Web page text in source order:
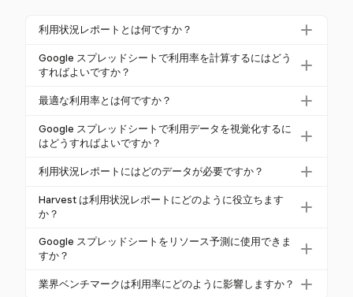
利用状況レポートとは何ですか？
利用状況レポートは、従業員などのリソースがタス
クやプロジェクト全体でどれだけ効果的に使用され
的な活動に費やされた時間の割合を示し、リソース
配分や作業管理の指針となります。
Google スプレッドシートで利用率を計算するにはどう
すればよいですか？
Google スプレッドシートで利用率を計算するには、
100%。これには、実働時間と利用可能時間の列に
データを整理し、この式を適用して利用率を取得し
ます。
最適な利用率とは何ですか？
最適な利用率は、請求可能な作業で通常70%から8
0%、全体で80%から85%の範囲です。これらの率を
低い率は非効率や過剰雇用を示すことがあります。
Google スプレッドシートで利用データを視覚化するに
はどうすればよいですか？
Google スプレッドシートのグラフ機能を利用して、
作成します。これらのツールは、利用率を明確に表
現し、トレンドや外れ値を簡単に特定できるように
し、フィルターやスライサーを使った動的分析を可
能にします。
利用状況レポートにはどのデータが必要ですか？
利用状況レポートに必要なデータには、日付、従業
員名、プロジェクト名、タスクの説明、分類（請求
ます。また、正確な計算を行うために、従業員の
キャパシティ（通常は週40時間）を定義することが
重要です。
Harvest は利用状況レポートにどのように役立ちます
か？
Harvest は、サービスベースのビジネスがリソース配
分を最適化し、作業負荷を効果的に管理できるよう
請求可能な時間と非請求可能な時間を追跡でき、燃
Google スプレッドシートをリソース予測に使用できま
すか？
はい、Google スプレッドシートはデータ分析と視覚
業界ベンチマークは利用率にどのように影響しますか？